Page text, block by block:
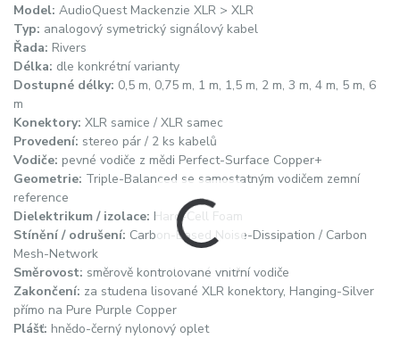
Model: AudioQuest Mackenzie XLR > XLR
Typ: analogový symetrický signálový kabel
Řada: Rivers
Délka: dle konkrétní varianty
Dostupné délky: 0,5 m, 0,75 m, 1 m, 1,5 m, 2 m, 3 m, 4 m, 5 m, 6
m
Konektory: XLR samice / XLR samec
Provedení: stereo pár / 2 ks kabelů
Vodiče: pevné vodiče z mědi Perfect-Surface Copper+
Geometrie: Triple-Balanced se samostatným vodičem zemní
reference
Dielektrikum / izolace: Hard-Cell Foam
Stínění / odrušení: Carbon-Based Noise-Dissipation / Carbon
Mesh-Network
Směrovost: směrově kontrolované vnitřní vodiče
Zakončení: za studena lisované XLR konektory, Hanging-Silver
přímo na Pure Purple Copper
Plášť: hnědo-černý nylonový oplet